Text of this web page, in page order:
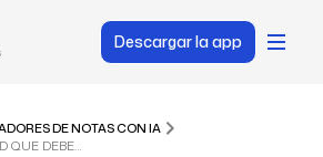
Descargar la app
DE NOTAS CON IA
4 ALTERNATIVAS A PLAUD QUE DEBERÍAS PROBAR EN 2026